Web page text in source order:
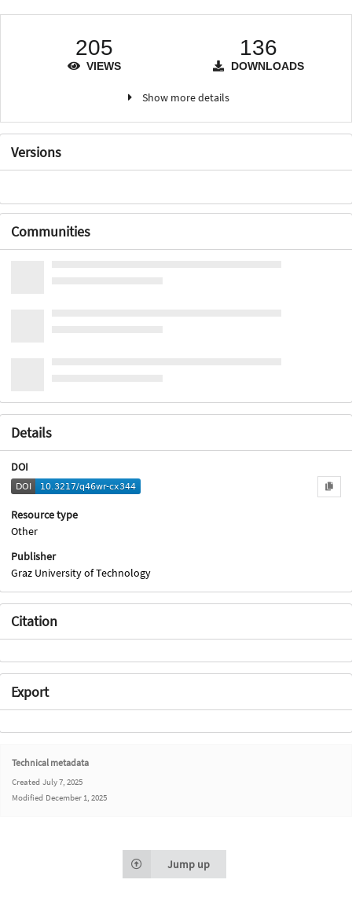
205
VIEWS
136
DOWNLOADS
Show more details
Versions
Communities
Details
DOI
Resource type
Other
Publisher
Graz University of Technology
Citation
Export
Technical metadata
Created July 7, 2025
Modified December 1, 2025
Jump up